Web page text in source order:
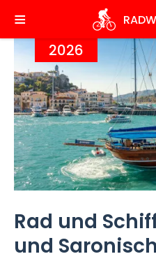
zum
Inhalt
2026
Rad und
und